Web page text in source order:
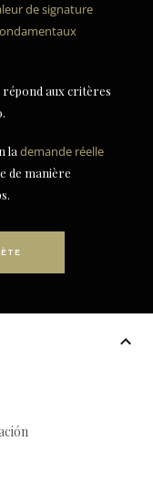
de signature
répond aux critères
la demande réelle
de manière